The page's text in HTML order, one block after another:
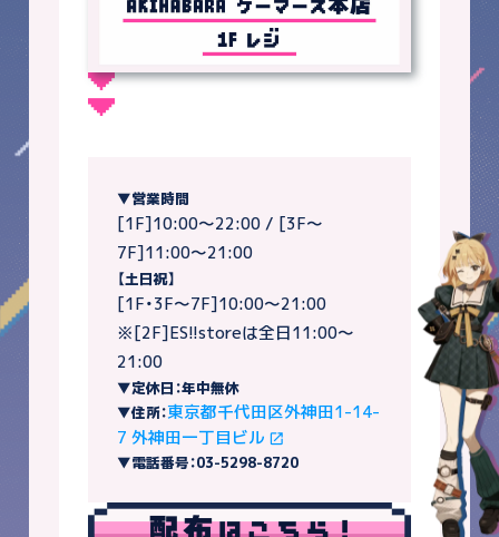
▼営業時間
[1F]10:00～22:00 / [3F～
7F]11:00～21:00
【土日祝】
[1F・3F～7F]10:00～21:00
※[2F]ES!!storeは全日11:00～
21:00
▼定休日：年中無休
▼住所：東京都千代田区外神田1-14-
7 外神田一丁目ビル
▼電話番号：03-5298-8720